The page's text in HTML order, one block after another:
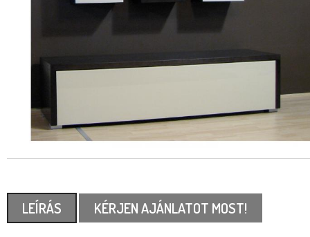
LEÍRÁS KÉRJEN AJÁNLATOT MOST!